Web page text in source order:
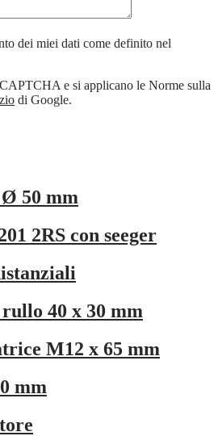
dei miei dati come definito nel
e si applicano le Norme sulla
di Google.
50 mm
2RS con seeger
40 x 30 mm
M12 x 65 mm
mm